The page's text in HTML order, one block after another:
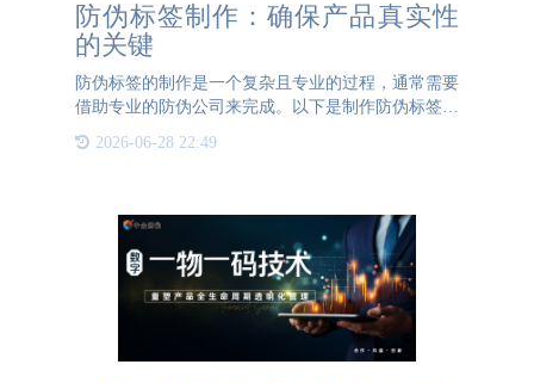
防伪标签制作：确保产品真实性
的关键
防伪标签的制作是一个复杂且专业的过程，通常需要
借助专业的防伪公司来完成。以下是制作防伪标签的
一般步骤：首先，企业需要明确自己的防伪需求。不
同的产品和行业可能需要不同的防伪技术和方案。例
2026-06-28 22:49